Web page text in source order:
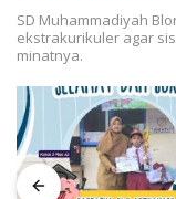
SD Muhammadiyah
ekstrakurikuler agar
minatnya.